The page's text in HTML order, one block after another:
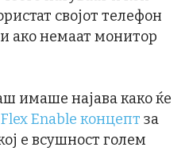
својот телефон
ако немаат монитор
имаше најава како ќе
Flex Enable концепт за
е всушност голем